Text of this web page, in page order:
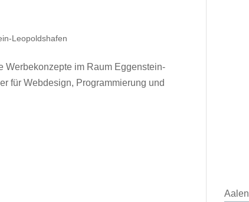
Leopoldshafen
Werbekonzepte im Raum Eggenstein-
für Webdesign, Programmierung und
Aalen